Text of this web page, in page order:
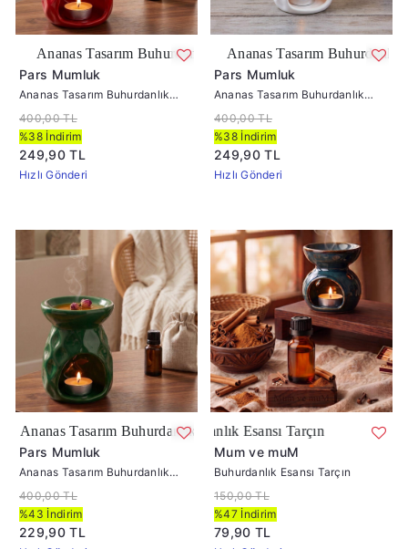
Buhurdanlık Kırmızı
Pars Mumluk
Ananas Tasarım Buhurdanlık
Kırmızı
400,00 TL
%38 İndirim
249,90 TL
Hızlı Gönderi
Ananas Tasarım Buhurdanlık Pembe
Pars Mumluk
Ananas Tasarım Buhurdanlık
Beyaz
400,00 TL
%38 İndirim
249,90 TL
Hızlı Gönderi
Buhurdanlık Yeşil
Pars Mumluk
Ananas Tasarım Buhurdanlık
Yeşil
400,00 TL
%43 İndirim
229,90 TL
Buhardanlık Esansı Tarçın
Mum ve muM
Buhurdanlık Esansı Tarçın
150,00 TL
%47 İndirim
79,90 TL